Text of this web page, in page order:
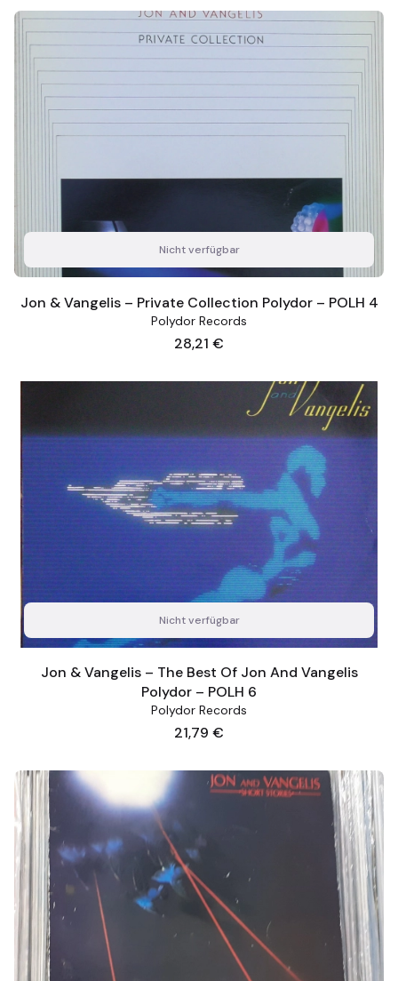
Nicht verfügbar
Jon & Vangelis – Private Collection Polydor – POLH 4
Polydor Records
Preis
28,21 €
Nicht verfügbar
Jon & Vangelis – The Best Of Jon And Vangelis
Polydor – POLH 6
Polydor Records
Preis
21,79 €